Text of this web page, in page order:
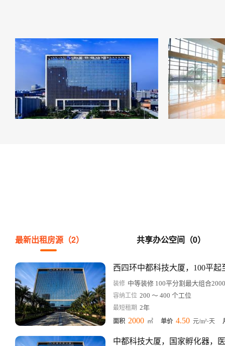
最新出租房源（2） 共享办公空间（0）
西四环中都科技大厦，100平起
装修 中等装修 100平分割最大组合
容纳工位 200 ～ 400 个工位
最短租期 2年
面积 2000 ㎡ 单价 4.50 元/m²⋅天
中都科技大厦，国家孵化器，